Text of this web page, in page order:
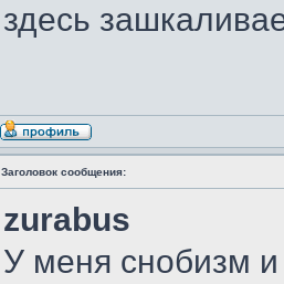
здесь
Заголовок сообщения:
zurabus
У меня снобизм